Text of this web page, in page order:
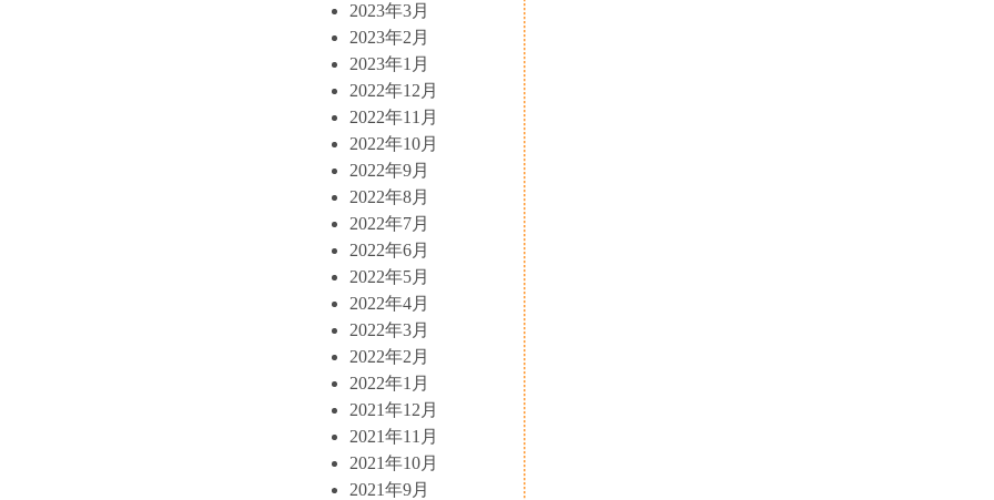
2023年3月
2023年2月
2023年1月
2022年12月
2022年11月
2022年10月
2022年9月
2022年8月
2022年7月
2022年6月
2022年5月
2022年4月
2022年3月
2022年2月
2022年1月
2021年12月
2021年11月
2021年10月
2021年9月